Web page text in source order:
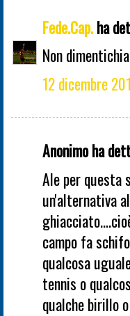
Fede.Cap.ha
Non
12 dicembre
Anonimo ha
Ale per questa
un'alternativa
campo fa
qualcosa
tennis o
qualche birillo